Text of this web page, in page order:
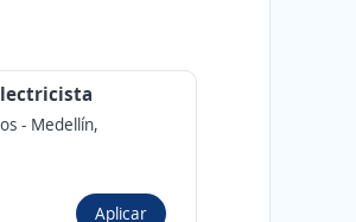
- Medellín,
Aplicar